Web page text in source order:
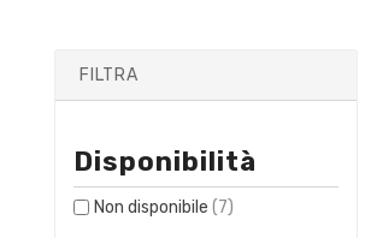
FILTRA
Disponibilità
Non disponibile (7)